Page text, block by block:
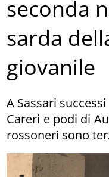
seconda
sarda
giovanile
A Sassari
Careri e podi di
rossoneri sono